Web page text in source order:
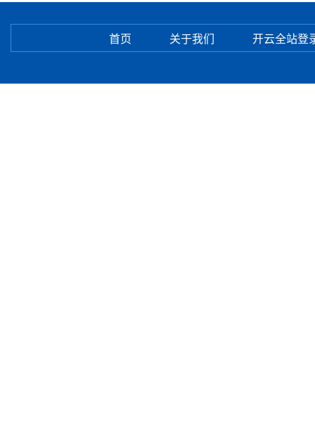
首页 关于我们 开云全站登